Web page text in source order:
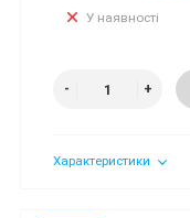
У наявності
Характеристики